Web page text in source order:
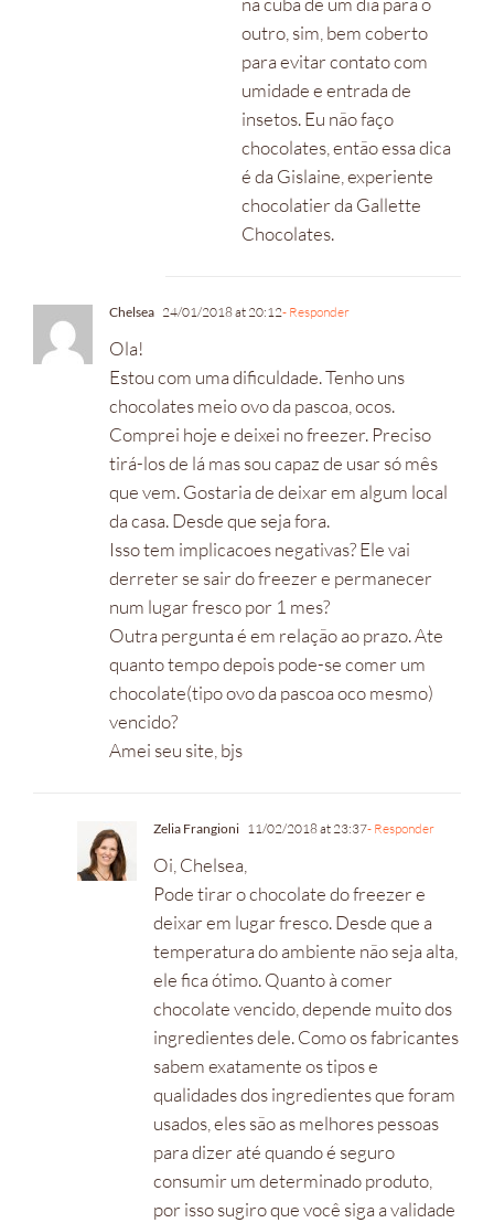
outro, sim, bem coberto
para evitar contato com
umidade e entrada de
insetos. Eu não faço
chocolates, então essa dica
é da Gislaine, experiente
chocolatier da Gallette
Chocolates.
Chelsea 24/01/2018 at 20:12- Responder
Ola!
Estou com uma dificuldade. Tenho uns
chocolates meio ovo da pascoa, ocos.
Comprei hoje e deixei no freezer. Preciso
tirá-los de lá mas sou capaz de usar só mês
que vem. Gostaria de deixar em algum local
da casa. Desde que seja fora.
Isso tem implicacoes negativas? Ele vai
derreter se sair do freezer e permanecer
num lugar fresco por 1 mes?
Outra pergunta é em relação ao prazo. Ate
quanto tempo depois pode-se comer um
chocolate(tipo ovo da pascoa oco mesmo)
vencido?
Amei seu site, bjs
Zelia Frangioni 11/02/2018 at 23:37- Responder
Oi, Chelsea,
Pode tirar o chocolate do freezer e
deixar em lugar fresco. Desde que a
temperatura do ambiente não seja alta,
ele fica ótimo. Quanto à comer
chocolate vencido, depende muito dos
ingredientes dele. Como os fabricantes
sabem exatamente os tipos e
qualidades dos ingredientes que foram
usados, eles são as melhores pessoas
para dizer até quando é seguro
consumir um determinado produto,
por isso sugiro que você siga a validade